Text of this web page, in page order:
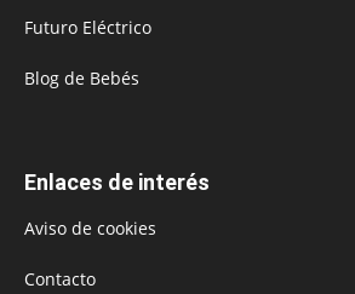
Futuro Eléctrico
Blog de Bebés
Enlaces de interés
Aviso de cookies
Contacto